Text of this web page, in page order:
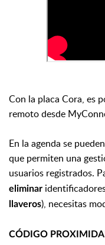
Con la placa Cora, es
remoto desde
En la agenda se
que permiten una
usuarios registrados.
eliminar
llaveros), necesitas
CÓDIGO